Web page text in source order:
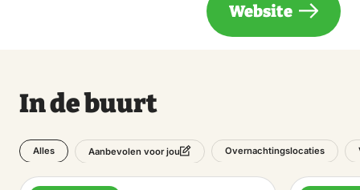
Website
In de buurt
Alles Aanbevolen voor jou Overnachtingslocaties